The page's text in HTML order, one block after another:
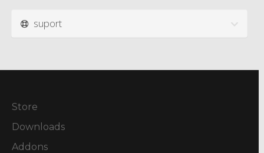
suport
Store
Downloads
Addons